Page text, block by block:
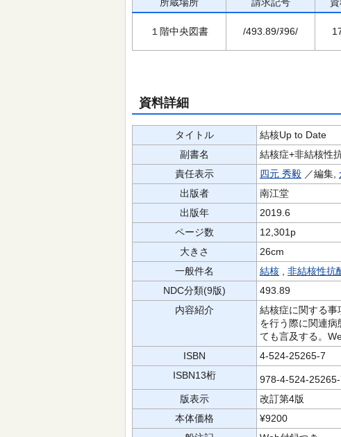
１階中央図書 /493.89/ﾇ96/
資料詳細
タイトル
結核Up to Date
副書名
結核症+非結核性
責任表示
四元 秀毅 ／編集,
出版者
南江堂
出版年
2019.6
ページ数
12,301p
大きさ
26cm
一般件名
結核 非結核性抗
NDC分類(9版)
493.89
内容紹介
結核症に関する事
を行う際に関連
ても言及する。
ISBN
4-524-25265-7
ISBN13桁
978-4-524-
版表示
改訂第4版
本体価格
¥9200